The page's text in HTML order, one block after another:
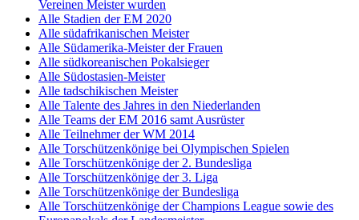
Vereinen Meister wurden
Alle Stadien der EM 2020
Alle südafrikanischen Meister
Alle Südamerika-Meister der Frauen
Alle südkoreanischen Pokalsieger
Alle Südostasien-Meister
Alle tadschikischen Meister
Alle Talente des Jahres in den Niederlanden
Alle Teams der EM 2016 samt Ausrüster
Alle Teilnehmer der WM 2014
Alle Torschützenkönige bei Olympischen Spielen
Alle Torschützenkönige der 2. Bundesliga
Alle Torschützenkönige der 3. Liga
Alle Torschützenkönige der Bundesliga
Alle Torschützenkönige der Champions League sowie des